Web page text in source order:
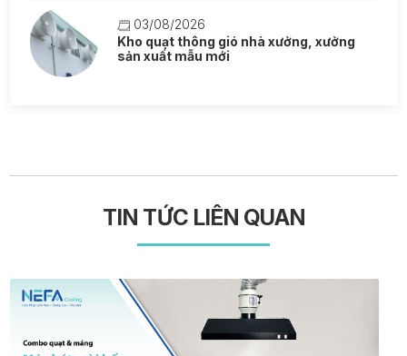
03/08/2026
Kho quạt thông gió nhà xưởng, xưởng
sản xuất mẫu mới
TIN TỨC LIÊN QUAN